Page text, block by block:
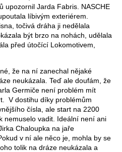
upozornil Jarda Fabris. NASCHE
líbivým exteriérem.
točivá dráha ji nedělala
být brzo na nohách, udělala
před útočící Lokomotivem,
že na ní zanechal nějaké
neukázala. Teď ale doufám, že
Germiče není problém mít
V dostihu díky problémům
čísla, ale start na 2200
nemuselo vadit. Ideální není ani
Chaloupka na jaře
v ní ale něco je, mohla by se
tolik na dráze neukázala a